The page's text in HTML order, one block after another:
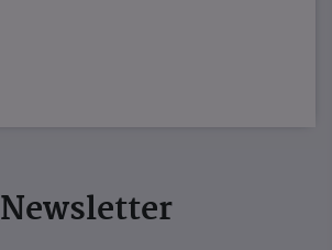
Newsletter